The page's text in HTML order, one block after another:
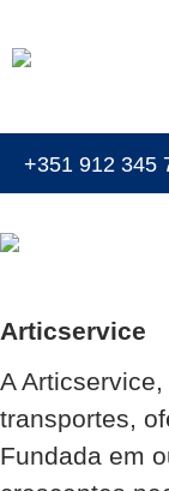
+351 912 345
Articservice
A
transportes,
Fundada em